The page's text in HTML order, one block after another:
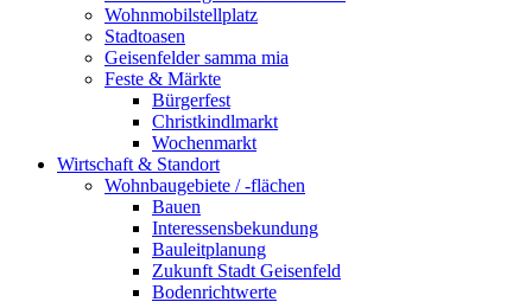
Wohnmobilstellplatz
Stadtoasen
Geisenfelder samma mia
Feste & Märkte
Bürgerfest
Christkindlmarkt
Wochenmarkt
Wirtschaft & Standort
Wohnbaugebiete / -flächen
Bauen
Interessensbekundung
Bauleitplanung
Zukunft Stadt Geisenfeld
Bodenrichtwerte